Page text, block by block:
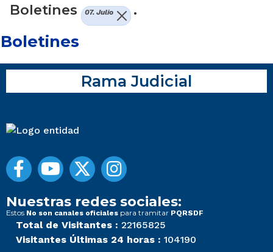
Boletines
07. Julio .
Boletines
Rama Judicial
Nuestras redes sociales:
Estos No son canales oficiales para tramitar PQRSDF
Total de Visitantes : 22165825
Visitantes Últimas 24 horas : 104190